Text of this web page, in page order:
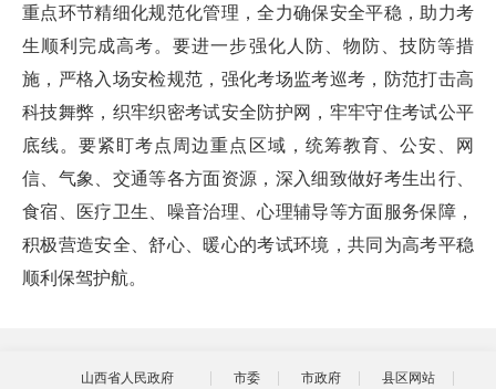
重点环节精细化规范化管理，全力确保安全平稳，助力考
生顺利完成高考。要进一步强化人防、物防、技防等措
施，严格入场安检规范，强化考场监考巡考，防范打击高
科技舞弊，织牢织密考试安全防护网，牢牢守住考试公平
底线。要紧盯考点周边重点区域，统筹教育、公安、网
信、气象、交通等各方面资源，深入细致做好考生出行、
食宿、医疗卫生、噪音治理、心理辅导等方面服务保障，
积极营造安全、舒心、暖心的考试环境，共同为高考平稳
顺利保驾护航。
山西省人民政府 市委 市政府
县区网站